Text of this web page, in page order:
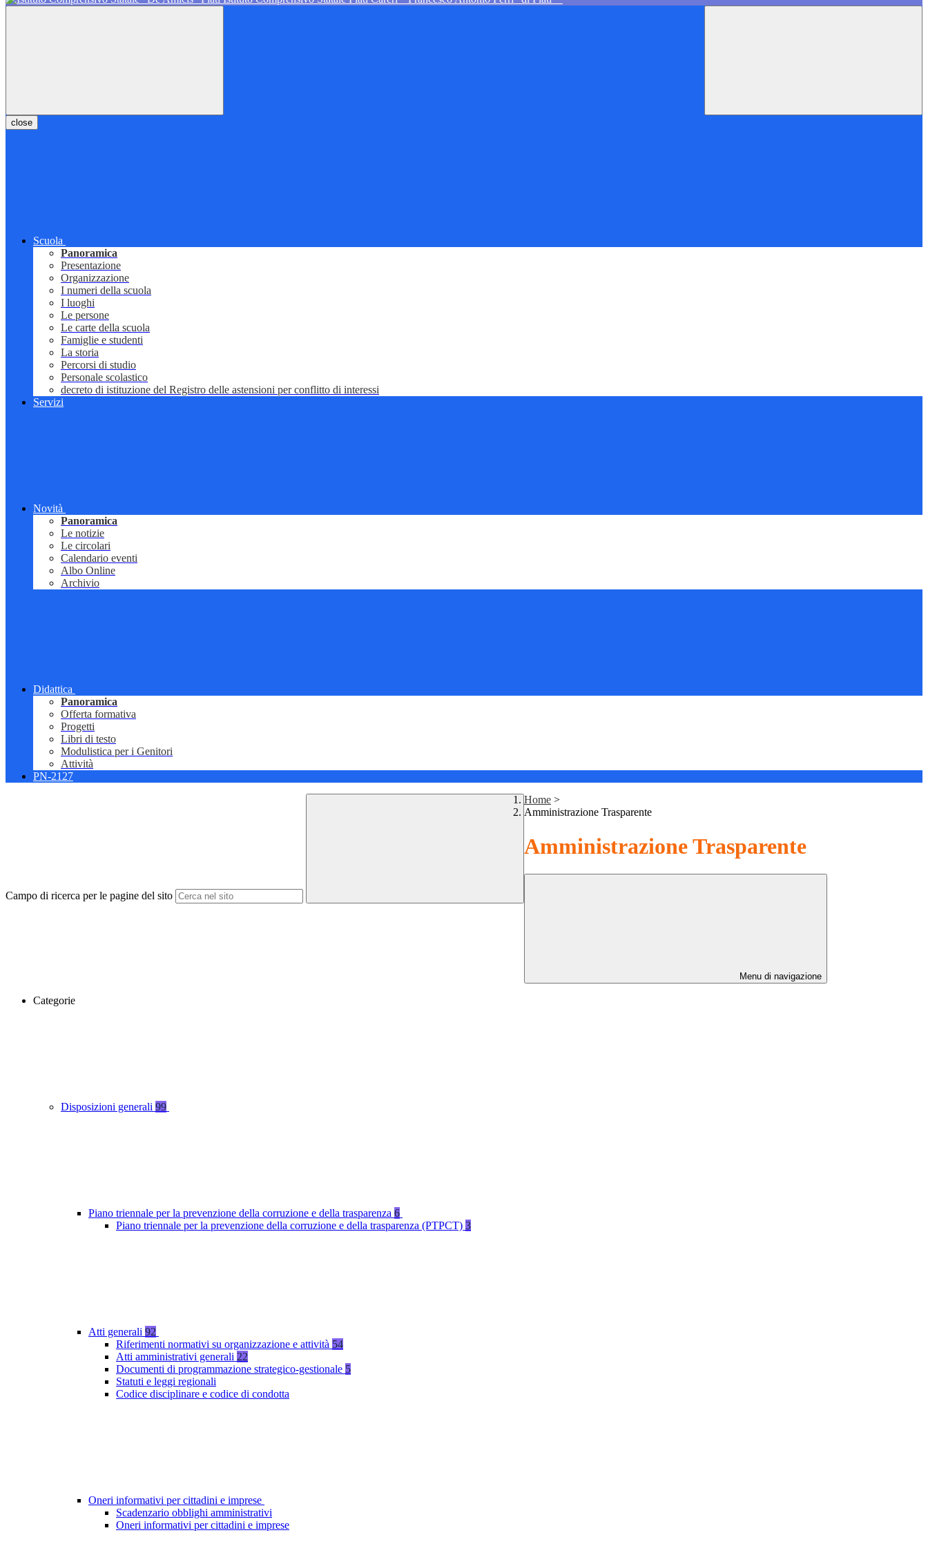
close
Scuola
Panoramica
Presentazione
Organizzazione
I numeri della scuola
I luoghi
Le persone
Le carte della scuola
Famiglie e studenti
La storia
Percorsi di studio
Personale scolastico
decreto di istituzione del Registro delle astensioni per conflitto di interessi
Servizi
Novità
Panoramica
Le notizie
Le circolari
Calendario eventi
Albo Online
Archivio
Didattica
Panoramica
Offerta formativa
Progetti
Libri di testo
Modulistica per i Genitori
Attività
PN-2127
Campo di ricerca per le pagine del sito
Home >
Amministrazione Trasparente
Amministrazione Trasparente
Menu di navigazione
Categorie
Disposizioni generali 99
Piano triennale per la prevenzione della corruzione e della trasparenza 6
Piano triennale per la prevenzione della corruzione e della trasparenza (PTPCT) 3
Atti generali 92
Riferimenti normativi su organizzazione e attività 54
Atti amministrativi generali 22
Documenti di programmazione strategico-gestionale 5
Statuti e leggi regionali
Codice disciplinare e codice di condotta
Oneri informativi per cittadini e imprese
Scadenzario obblighi amministrativi
Oneri informativi per cittadini e imprese